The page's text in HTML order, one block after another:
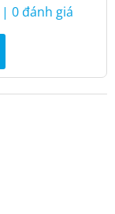
| 0 đánh giá